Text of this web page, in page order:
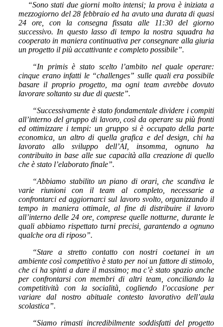
“Sono stati due giorni molto intensi; la prova è iniziata a
mezzogiorno del 28 febbraio ed ha avuto una durata di quasi
24 ore, con la consegna fissata alle 11:30 del giorno
successivo. In questo lasso di tempo la nostra squadra ha
cooperato in maniera continuativa per consegnare alla giuria
un progetto il più accattivante e completo possibile”.
“In primis è stato scelto l’ambito nel quale operare:
cinque erano infatti le “challenges” sulle quali era possibile
basare il proprio progetto, ma ogni team avrebbe dovuto
lavorare soltanto su due di queste”.
“Successivamente è stato fondamentale dividere i compiti
all’interno del gruppo di lavoro, così da operare su più fronti
ed ottimizzare i tempi: un gruppo si è occupato della parte
economica, un altro di quella grafica e del design, chi ha
lavorato allo sviluppo dell’AI, insomma, ognuno ha
contribuito in base alle sue capacità alla creazione di quello
che è stato l’elaborato finale”.
“Abbiamo stabilito un piano di orari, che scandiva le
varie riunioni con il team al completo, necessarie a
confrontarci ed aggiornarci sul lavoro svolto, organizzando il
tempo in maniera ottimale, al fine di distribuire il lavoro
all’interno delle 24 ore, comprese quelle notturne, durante le
quali abbiamo rispettato turni precisi, garantendo a ognuno
qualche ora di riposo”.
“Stare a stretto contatto con nostri coetanei in un
ambiente così competitivo è stato per noi un fattore di stimolo,
che ci ha spinti a dare il massimo; ma c’è stato spazio anche
per confrontarsi con membri di altri team, conciliando la
competitività con la socialità, cogliendo l’occasione per
variare dal nostro abituale contesto lavorativo dell’aula
scolastica”.
“Siamo rimasti incredibilmente soddisfatti del progetto